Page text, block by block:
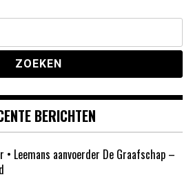
BERICHTEN
• Leemans aanvoerder De Graafschap –